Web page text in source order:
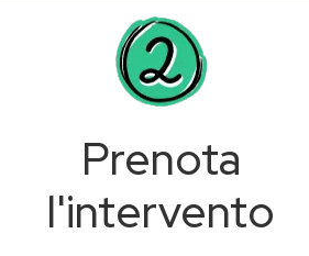
Prenota
l'intervento